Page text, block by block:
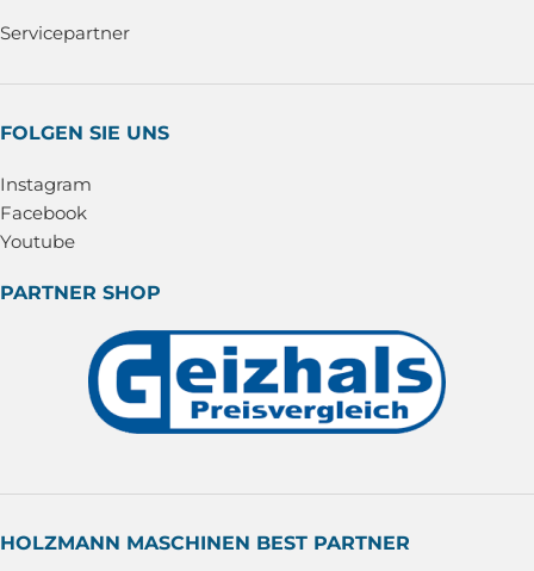
Servicepartner
FOLGEN SIE UNS
Instagram
Facebook
Youtube
PARTNER SHOP
HOLZMANN MASCHINEN BEST PARTNER